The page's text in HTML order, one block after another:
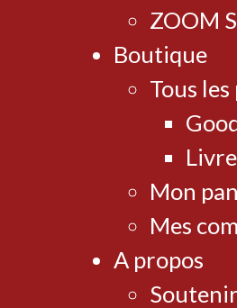
ZOOM
Boutique
Tous
Mon
Mes
A propos